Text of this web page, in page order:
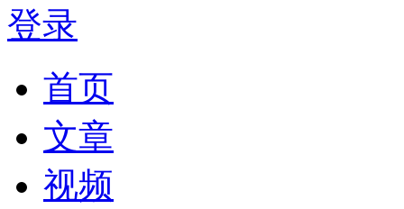
登录
首页
文章
视频